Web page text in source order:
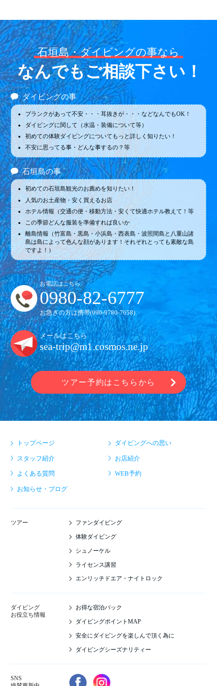
石垣島・ダイビングの事なら
なんでもご相談下さい！
ダイビングの事
ブランクがあって不安・・・耳抜きが・・・などなんでもOK！
ダイビングに関して（水温・装備について等）
初めての体験ダイビングについてもっと詳しく知りたい！
不安に思ってる事・どんな事するの？等
石垣島の事
初めての石垣島観光のお薦めを知りたい！
人気のお土産物・安く買えるお店
ホテル情報（交通の便・移動方法・安くて快適ホテル教えて！等
この季節どんな服装を準備すれば良いか
離島情報（竹富島・黒島・小浜島・西表島・波照間島と八重山諸
島は島によって色んな顔があります！それぞれとっても素敵な島
ですよ！）
お電話はこちら
0980-82-6777
お急ぎの方は携帯(090-9780-7658)
メールはこちら
sea-trip@m1.cosmos.ne.jp
ツアー予約はこちらから
トップページ ダイビングへの思い
スタッフ紹介 お店紹介
よくある質問 WEB予約
お知らせ・ブログ
ツアー ファンダイビング
体験ダイビング
シュノーケル
ライセンス講習
エンリッチドエア・ナイトロック
ダイビング
お役立ち情報
お得な宿泊パック
ダイビングポイントMAP
安全にダイビングを楽しんで頂く為に
ダイビングシーズナリティー
SNS